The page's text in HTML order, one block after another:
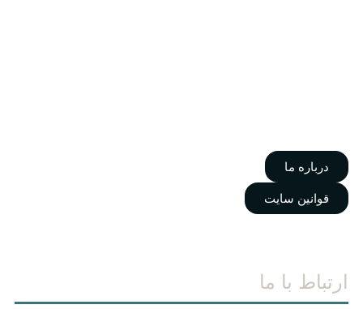
درباره ما
قوانین سایت
ارتباط با ما